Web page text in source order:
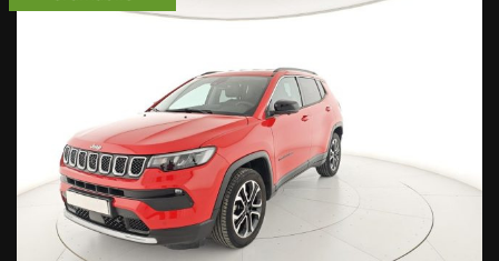
NOLEGGIO BREVE TERMINE
CONTATTI